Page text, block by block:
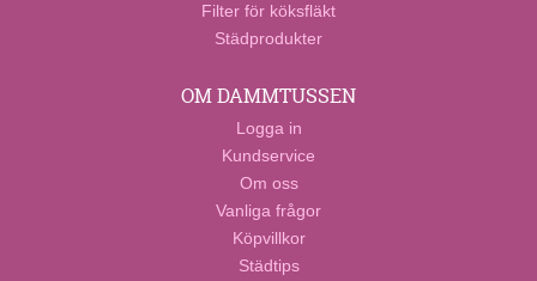
Filter för köksfläkt
Städprodukter
OM DAMMTUSSEN
Logga in
Kundservice
Om oss
Vanliga frågor
Köpvillkor
Städtips